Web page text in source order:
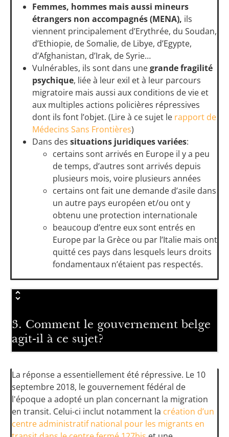
Femmes, hommes mais aussi mineurs
étrangers non accompagnés (MENA), ils
viennent principalement d’Erythrée, du Soudan,
d’Ethiopie, de Somalie, de Libye, d’Egypte,
d’Afghanistan, d’Irak, de Syrie…
Vulnérables, ils sont dans unegrande fragilité
psychique, liée à leur exil et à leur parcours
migratoire mais aussi aux conditions de vie et
aux multiples actions policières répressives
dont ils font l’objet. (Lire à ce sujet le rapport de
Médecins Sans Frontières)
Dans des situations juridiques variées:
certains sont arrivés en Europe il y a peu
de temps, d’autres sont arrivés depuis
plusieurs mois, voire plusieurs années
certains ont fait une demande d’asile dans
un autre pays européen et/ou ont y
obtenu une protection internationale
beaucoup d’entre eux sont entrés en
Europe par la Grèce ou par l’Italie mais ont
quitté ces pays dans lesquels leurs droits
fondamentaux n’étaient pas respectés.
3. Comment le gouvernement belge
agit-il à ce sujet?
La réponse a essentiellement été répressive. Le 10
septembre 2018, le gouvernement fédéral de
l'époque a adopté un plan concernant la migration
en transit. Celui-ci inclut notamment la création d’un
centre administratif national pour les migrants en